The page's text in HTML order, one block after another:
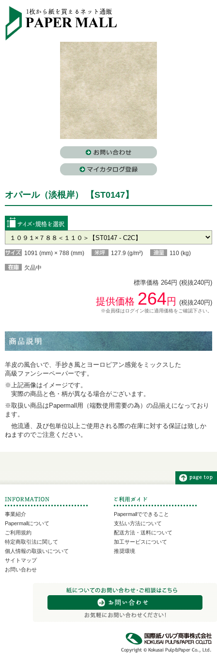
オパール（淡根岸） 【ST0147】
1091 (mm) × 788 (mm) 127.9 (g/m²) 110 (kg)
欠品中
標準価格 264円 (税抜240円)
提供価格 264円 (税抜240円)
※会員様はログイン後に適用価格をご確認下さい。
羊皮の風合いで、手抄き風とヨーロピアン感覚をミックスした
高級ファンシーペーパーです。
※上記画像はイメージです。
実際の商品と色・柄が異なる場合がございます。
※取扱い商品はPapermall用（端数使用需要の為）の品揃えになっており
ます。
他流通、及び包単位以上ご使用される際の在庫に対する保証は致しか
ねますのでご注意ください。
事業紹介
Papermallについて
ご利用規約
特定商取引法に関して
個人情報の取扱いについて
サイトマップ
お問い合わせ
Papermallでできること
支払い方法について
配送方法・送料について
加工サービスについて
推奨環境